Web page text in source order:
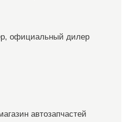
официальный дилер
автозапчастей